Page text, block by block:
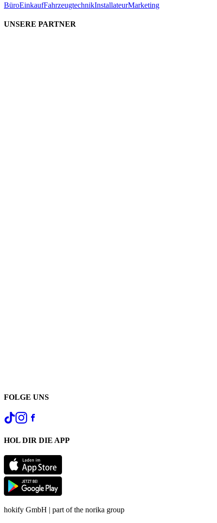
BüroEinkaufFahrzeugtechnikInstallateurMarketing
UNSERE PARTNER
FOLGE UNS
HOL DIR DIE APP
hokify GmbH | part of the norika group